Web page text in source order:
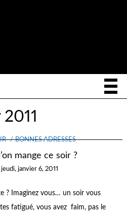
BONNES ADRESSES
mange ce soir ?
jeudi, janvier 6, 2011
? Imaginez vous… un soir vous
fatigué, vous avez faim, pas le